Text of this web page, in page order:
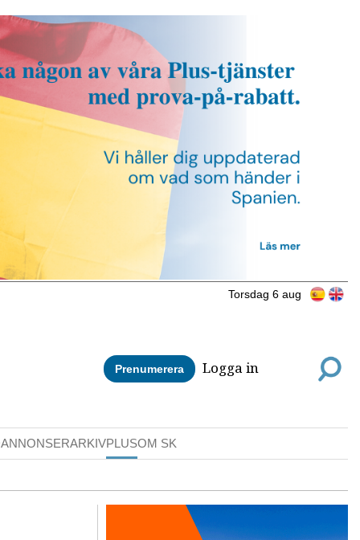
Torsdag 6 aug
Prenumerera Logga in
ARKIVPLUSOM SK